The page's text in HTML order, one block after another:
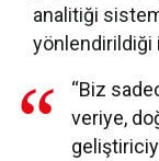
analitiği
yönlendirildiği
“Biz
veriye,